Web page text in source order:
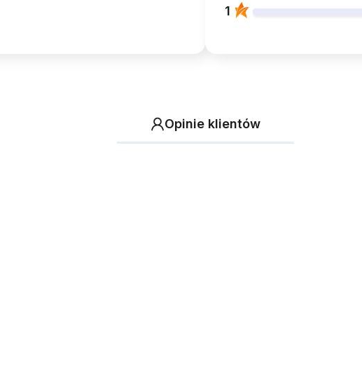
1
Opinie klientów